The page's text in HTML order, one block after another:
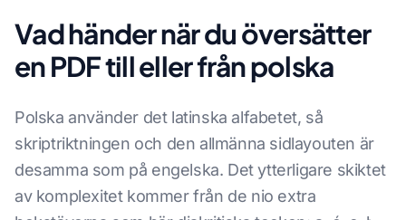
Vad händer när du översätter
en PDF till eller från polska
Polska använder det latinska alfabetet, så
skriptriktningen och den allmänna sidlayouten är
desamma som på engelska. Det ytterligare skiktet
av komplexitet kommer från de nio extra